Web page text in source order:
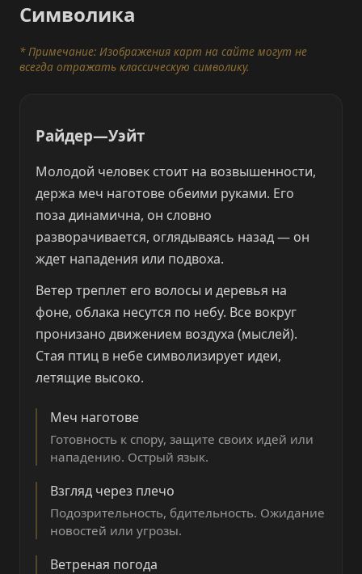
Символика
* Примечание: Изображения карт на сайте могут не
всегда отражать классическую символику.
Райдер—Уэйт
Молодой человек стоит на возвышенности,
держа меч наготове обеими руками. Его
поза динамична, он словно
разворачивается, оглядываясь назад — он
ждет нападения или подвоха.
Ветер треплет его волосы и деревья на
фоне, облака несутся по небу. Все вокруг
пронизано движением воздуха (мыслей).
Стая птиц в небе символизирует идеи,
летящие высоко.
Меч наготове
Готовность к спору, защите своих идей или
нападению. Острый язык.
Взгляд через плечо
Подозрительность, бдительность. Ожидание
новостей или угрозы.
Ветреная погода